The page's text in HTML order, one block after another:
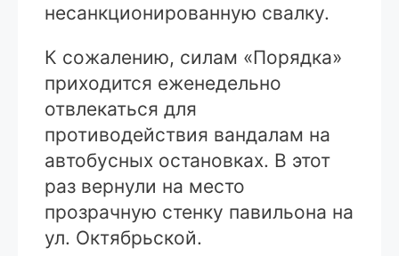
несанкционированную свалку.
К сожалению, силам «Порядка»
приходится еженедельно
отвлекаться для
противодействия вандалам на
автобусных остановках. В этот
раз вернули на место
прозрачную стенку павильона на
ул. Октябрьской.